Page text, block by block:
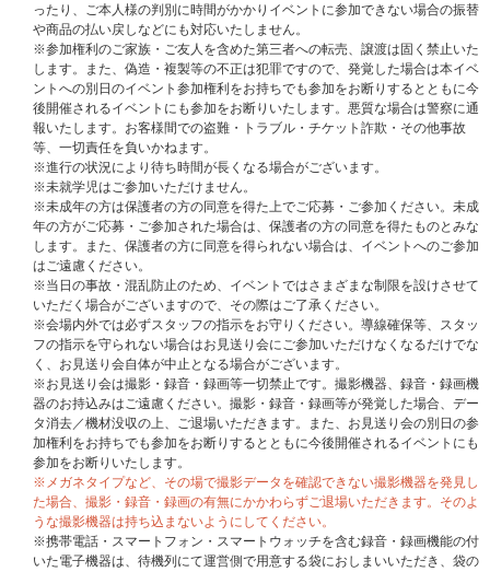
同意を得たものとみなします。ご家族のご同伴・係員の付き添い等はできま
せん。
※ご同伴者の参加はできません。ご事情がある場合は事前にスタッフにお申
し出ください。
※やむを得ない事情により、イベント内容やメンバーの変更、または中止に
なる場合もございます。変更・中止に伴うご予約・ご購入商品のキャンセ
ル・返品・返金はお受けできません。また、日程の振替等もございませんの
でご了承ください。
※当選者ご本人様都合による不参加の場合も、ご予約・ご購入商品のキャン
セル・返品・返金はできません。
※注意事項および参加条件に従っていただけない場合、イベントへの参加を
お断りすることがございますので、あらかじめご了承の上ご参加ください。
■応募期間
【1回目】2025年12月22日(月)18:00～2026年1月4日(日)23:59
★当選発表：2026年1月13日(火)20:00以降順次
【2回目】2026年1月5日(月)0:00～2026年1月14日(水)17:59
★当選発表：2026年1月22日(木)20:00以降順次
※UNIVERSAL MUSIC STOREとWeverse Shopの各ストアで抽選を行うた
め、両ストアで同一公演日に応募した場合、重複当選の可能性がございま
す。万が一、同一公演日に当選された場合でも、取り消し・払い戻し等はで
きませんので、あらかじめご了承ください。また、同一公演日に重複当選さ
れた場合でも、当選されたご本人様しかご参加できません。
利をご家族・ご友人を含め第三者に売買・譲渡することは一切禁止です。発
覚した場合は、ご参加をお断りさせていただきます。
※メンバー全員お見送り会の応募を希望される方は、必ず「メンバー全員お
見送り会応募商品」を選択してご購入ください。
通常商品をご購入いただいても応募抽選の対象にはなりません。
ったり、ご本人様の判別に時間がかかりイベントに参加できない場合の振替
や商品の払い戻しなどにも対応いたしません。
※参加権利のご家族・ご友人を含めた第三者への転売、譲渡は固く禁止いた
します。また、偽造・複製等の不正は犯罪ですので、発覚した場合は本イベ
ントへの別日のイベント参加権利をお持ちでも参加をお断りするとともに今
後開催されるイベントにも参加をお断りいたします。悪質な場合は警察に通
報いたします。お客様間での盗難・トラブル・チケット詐欺・その他事故
等、一切責任を負いかねます。
※進行の状況により待ち時間が長くなる場合がございます。
※未就学児はご参加いただけません。
※未成年の方は保護者の方の同意を得た上でご応募・ご参加ください。未成
年の方がご応募・ご参加された場合は、保護者の方の同意を得たものとみな
します。また、保護者の方に同意を得られない場合は、イベントへのご参加
はご遠慮ください。
※当日の事故・混乱防止のため、イベントではさまざまな制限を設けさせて
いただく場合がございますので、その際はご了承ください。
※会場内外では必ずスタッフの指示をお守りください。導線確保等、スタッ
フの指示を守られない場合はお見送り会にご参加いただけなくなるだけでな
く、お見送り会自体が中止となる場合がございます。
※お見送り会は撮影・録音・録画等一切禁止です。撮影機器、録音・録画機
器のお持込みはご遠慮ください。撮影・録音・録画等が発覚した場合、デー
タ消去／機材没収の上、ご退場いただきます。また、お見送り会の別日の参
加権利をお持ちでも参加をお断りするとともに今後開催されるイベントにも
参加をお断りいたします。
※メガネタイプなど、その場で撮影データを確認できない撮影機器を発見し
た場合、撮影・録音・録画の有無にかかわらずご退場いただきます。そのよ
うな撮影機器は持ち込まないようにしてください。
※携帯電話・スマートフォン・スマートウォッチを含む録音・録画機能の付
いた電子機器は、待機列にて運営側で用意する袋におしまいいただき、袋の